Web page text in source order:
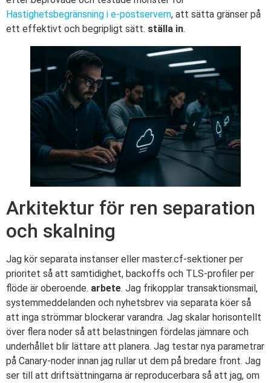
Hastighetsbegränsning i e-postservern, att sätta gränser på
ett effektivt och begripligt sätt. ställa in.
Arkitektur för ren separation
och skalning
Jag kör separata instanser eller master.cf-sektioner per
prioritet så att samtidighet, backoffs och TLS-profiler per
flöde är oberoende. arbete. Jag frikopplar transaktionsmail,
systemmeddelanden och nyhetsbrev via separata köer så
att inga strömmar blockerar varandra. Jag skalar horisontellt
över flera noder så att belastningen fördelas jämnare och
underhållet blir lättare att planera. Jag testar nya parametrar
på Canary-noder innan jag rullar ut dem på bredare front. Jag
ser till att driftsättningarna är reproducerbara så att jag, om